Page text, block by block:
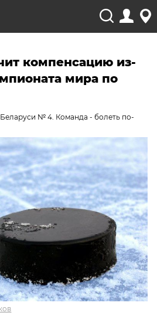
компенсацию из-
мира по
№ 4. Команда - болеть по-